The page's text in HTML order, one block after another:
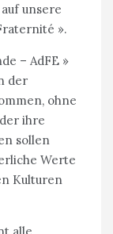
unsere
».
– AdFE »
der
ohne
ihre
sollen
Werte
Kulturen